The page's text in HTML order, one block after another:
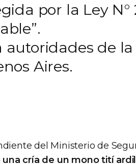
por la Ley N°
de
Aires.
del Ministerio de
cría de un mono tití